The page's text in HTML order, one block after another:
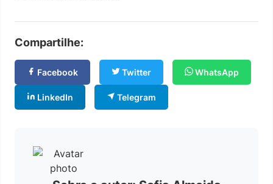
Compartilhe:
Facebook Twitter WhatsApp
LinkedIn Telegram